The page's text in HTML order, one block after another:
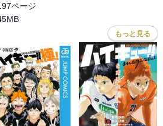
強いチームになることを期待。
引退か…。
ページ
もっと見る